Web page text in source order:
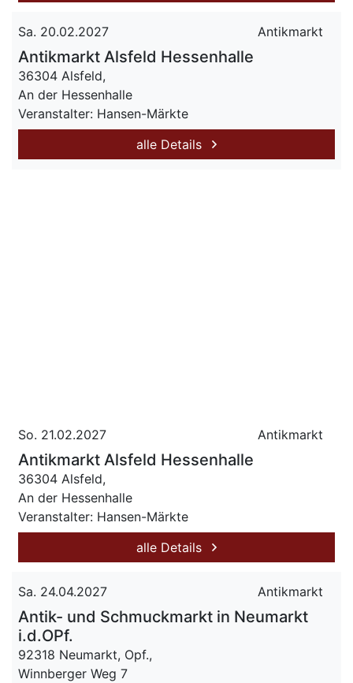
Sa. 20.02.2027 Antikmarkt
Antikmarkt Alsfeld Hessenhalle
36304 Alsfeld,
An der Hessenhalle
Veranstalter: Hansen-Märkte
alle Details
So. 21.02.2027 Antikmarkt
Antikmarkt Alsfeld Hessenhalle
36304 Alsfeld,
An der Hessenhalle
Veranstalter: Hansen-Märkte
alle Details
Sa. 24.04.2027 Antikmarkt
Antik- und Schmuckmarkt in Neumarkt
i.d.OPf.
92318 Neumarkt, Opf.,
Winnberger Weg 7